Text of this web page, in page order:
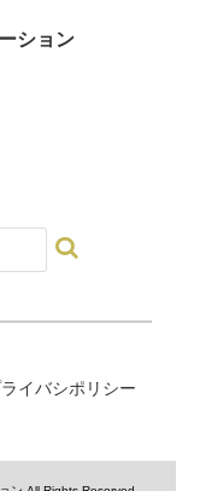
ション
イバシポリシー